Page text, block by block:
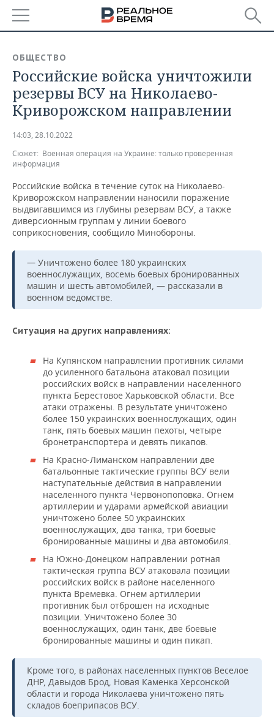
БАШКОРТОСТАН
ТАТАРСТАН
НОВОСТИ
АНАЛИТИКА
ДЕКЛАРАЦИИ О ДОХОДАХ
КОРОЛИ ГОСЗАКАЗА ПФО
ВУЗЫ ТАТАРСТАНА
КОМУ ПРИНАДЛЕЖАТ
ТОРГОВЫЕ ЦЕНТРЫ
ТАТАРСТАНА
НОВОСТИ ЭКОНОМИКИ
ФИНАНСЫ
БАНКИ
БЮДЖЕТ
ИНВЕСТИЦИИ
ПРОМЫШЛЕННОСТЬ
НОВОСТИ
ПРОМЫШЛЕННОСТИ
АГРОПРОМ
МАШИНОСТРОЕНИЕ
НЕФТЕХИМИЯ
НЕФТЬ
ОПК
ЭНЕРГЕТИКА
НЕДВИЖИМОСТЬ
НОВОСТИ НЕДВИЖИМОСТИ
АВТО
НОВОСТИ АВТО
БИЗНЕС
НОВОСТИ БИЗНЕСА
РОЗНИЧНАЯ ТОРГОВЛЯ
ТРАНСПОРТ
ТЕХНОЛОГИИ
НОВОСТИ ТЕХНОЛОГИЙ
IT
ТЕЛЕКОММУНИКАЦИИ
МЕРОПРИЯТИЯ
НОВОСТИ МЕРОПРИЯТИЙ
БИЗНЕС-БРАНЧИ
ONLINE-КОНФЕРЕНЦИИ
ОТКРЫТАЯ ЛЕКЦИЯ
СПОРТ
ФУТБОЛ
ХОККЕЙ
БАСКЕТБОЛ
ВОЛЕЙБОЛ
КИБЕРСПОРТ
ФИГУРНОЕ КАТАНИЕ
ХОККЕЙ С МЯЧОМ
НОВОСТИ ОБЩЕСТВА
ВЛАСТЬ
ИНФРАСТРУКТУРА
ИСТОРИЯ
КУЛЬТУРА
МЕДИЦИНА
ПРОИСШЕСТВИЯ
ФОТОГАЛЕРЕЯ
СЮЖЕТЫ
СПРАВОЧНИК
СПИСОК ПЕРСОН
СПИСОК КОМПАНИЙ
ПОЛНАЯ ВЕРСИЯ
ОБЩЕСТВО
Российские войска уничтожили
резервы ВСУ на Николаево-
Криворожском направлении
14:03, 28.10.2022
Сюжет: Военная операция на Украине: только проверенная
информация
Российские войска в течение суток на Николаево-
Криворожском направлении наносили поражение
выдвигавшимся из глубины резервам ВСУ, а также
диверсионным группам у линии боевого
соприкосновения, сообщило Минобороны.
— Уничтожено более 180 украинских
военнослужащих, восемь боевых бронированных
машин и шесть автомобилей, — рассказали в
военном ведомстве.
Ситуация на других направлениях:
На Купянском направлении противник силами
до усиленного батальона атаковал позиции
российских войск в направлении населенного
пункта Берестовое Харьковской области. Все
атаки отражены. В результате уничтожено
более 150 украинских военнослужащих, один
танк, пять боевых машин пехоты, четыре
бронетранспортера и девять пикапов.
На Красно-Лиманском направлении две
батальонные тактические группы ВСУ вели
наступательные действия в направлении
населенного пункта Червонопоповка. Огнем
артиллерии и ударами армейской авиации
уничтожено более 50 украинских
военнослужащих, два танка, три боевые
бронированные машины и два автомобиля.
На Южно-Донецком направлении ротная
тактическая группа ВСУ атаковала позиции
российских войск в районе населенного
пункта Времевка. Огнем артиллерии
противник был отброшен на исходные
позиции. Уничтожено более 30
военнослужащих, один танк, две боевые
бронированные машины и один пикап.
Кроме того, в районах населенных пунктов Веселое
ДНР, Давыдов Брод, Новая Каменка Херсонской
области и города Николаева уничтожено пять
складов боеприпасов ВСУ.